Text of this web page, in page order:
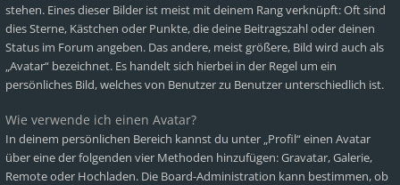
stehen. Eines dieser Bilder ist meist mit deinem Rang verknüpft: Oft sind
dies Sterne, Kästchen oder Punkte, die deine Beitragszahl oder deinen
Status im Forum angeben. Das andere, meist größere, Bild wird auch als
„Avatar“ bezeichnet. Es handelt sich hierbei in der Regel um ein
persönliches Bild, welches von Benutzer zu Benutzer unterschiedlich ist.
Wie verwende ich einen Avatar?
In deinem persönlichen Bereich kannst du unter „Profil“ einen Avatar
über eine der folgenden vier Methoden hinzufügen: Gravatar, Galerie,
Remote oder Hochladen. Die Board-Administration kann bestimmen, ob